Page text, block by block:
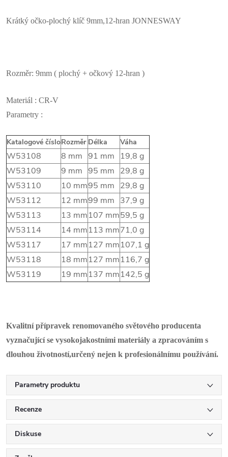
Krátký očko-plochý klíč 9mm,12-hran JONNESWAY
Rozměr: 9mm ( plochý + očkový 12-hran )
Materiál : CR-V
Parametry :
Katalogové čísloRozměr Délka Váha
W53108 8 mm 91 mm
19,8 g
W53109
9 mm 95 mm 29,8 g
W53110
10 mm95 mm 29,8 g
W53112
12 mm99 mm 37,9 g
W53113
13 mm107 mm59,5 g
W53114
14 mm113 mm71,0 g
W53117
17 mm127 mm107,1 g
W53118
18 mm127 mm116,7 g
W53119
19 mm137 mm142,5 g
Kvalitní přípravek renomovaného světového producenta
vyznačující se vysokojakostními materiály a zpracováním s
dlouhou životností,určený nejen k profesionálnímu používání.
Parametry produktu
Recenze
Diskuse